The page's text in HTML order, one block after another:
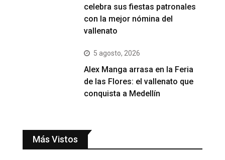
celebra sus fiestas patronales
con la mejor nómina del
vallenato
5 agosto, 2026
Alex Manga arrasa en la Feria
de las Flores: el vallenato que
conquista a Medellín
Más Vistos